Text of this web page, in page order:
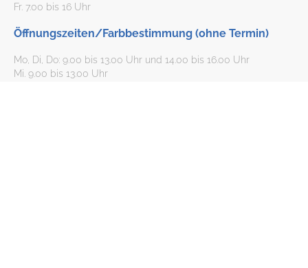
Fr. 7.00 bis 16 Uhr
Öffnungszeiten/Farbbestimmung (ohne Termin)
Mo, Di, Do: 9.00 bis 13.00 Uhr und 14.00 bis 16.00 Uhr
Mi. 9.00 bis 13.00 Uhr